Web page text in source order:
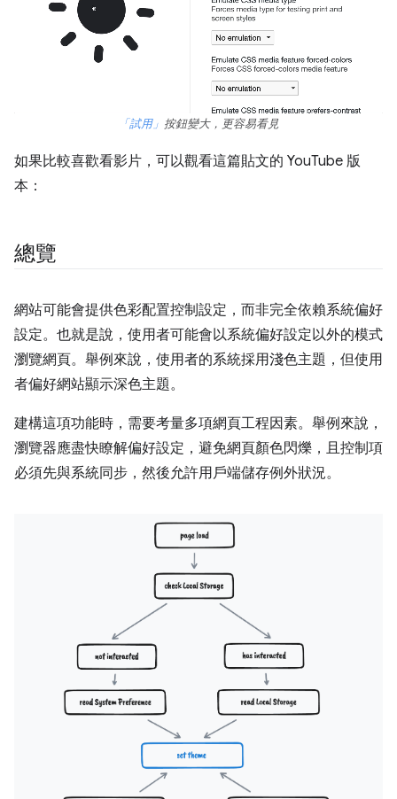
「試用」 按鈕變大，更容易看見
如果比較喜歡看影片，可以觀看這篇貼文的 YouTube 版
本：
總覽
網站可能會提供色彩配置控制設定，而非完全依賴系統偏好
設定。也就是說，使用者可能會以系統偏好設定以外的模式
瀏覽網頁。舉例來說，使用者的系統採用淺色主題，但使用
者偏好網站顯示深色主題。
建構這項功能時，需要考量多項網頁工程因素。舉例來說，
瀏覽器應盡快瞭解偏好設定，避免網頁顏色閃爍，且控制項
必須先與系統同步，然後允許用戶端儲存例外狀況。